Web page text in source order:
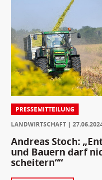
PRESSEMITTEILUNG
LANDWIRTSCHAFT
Andreas Stoch:
und Bauern darf
scheitern““